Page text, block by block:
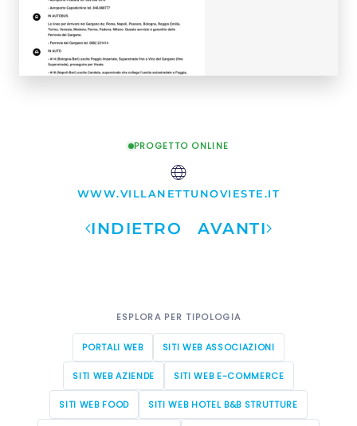
PROGETTO ONLINE
WWW.VILLANETTUNOVIESTE.IT
INDIETRO AVANTI
ESPLORA PER TIPOLOGIA
PORTALI WEB SITI WEB ASSOCIAZIONI
SITI WEB AZIENDE SITI WEB E-COMMERCE
SITI WEB FOOD SITI WEB HOTEL B&B STRUTTURE